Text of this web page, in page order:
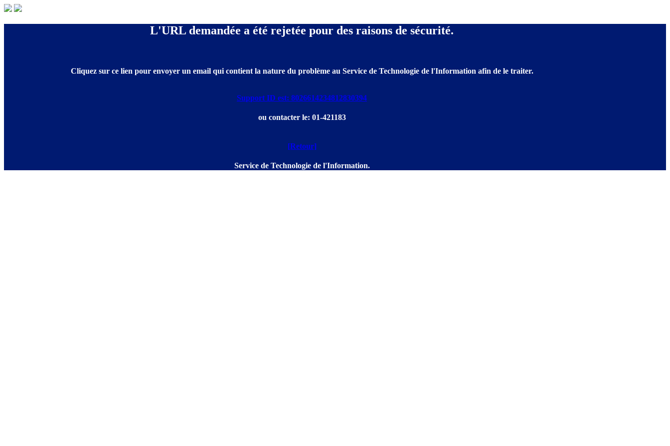
L'URL demandée a été rejetée pour des raisons de sécurité.
Cliquez sur ce lien pour envoyer un email qui contient la nature du problème au Service de Technologie de l'Information afin de le traiter.
Support ID est: 8026614234812830394
ou contacter le: 01-421183
[Retour]
Service de Technologie de l'Information.